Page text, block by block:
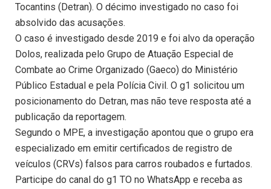
Tocantins (Detran). O décimo investigado no caso foi
absolvido das acusações.
O caso é investigado desde 2019 e foi alvo da operação
Dolos, realizada pelo Grupo de Atuação Especial de
Combate ao Crime Organizado (Gaeco) do Ministério
Público Estadual e pela Polícia Civil. O g1 solicitou um
posicionamento do Detran, mas não teve resposta até a
publicação da reportagem.
Segundo o MPE, a investigação apontou que o grupo era
especializado em emitir certificados de registro de
veículos (CRVs) falsos para carros roubados e furtados.
Participe do canal do g1 TO no WhatsApp e receba as